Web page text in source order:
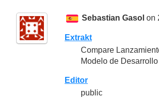
Sebastian Gasol on
Extrakt
Compare
Modelo de
Editor
public